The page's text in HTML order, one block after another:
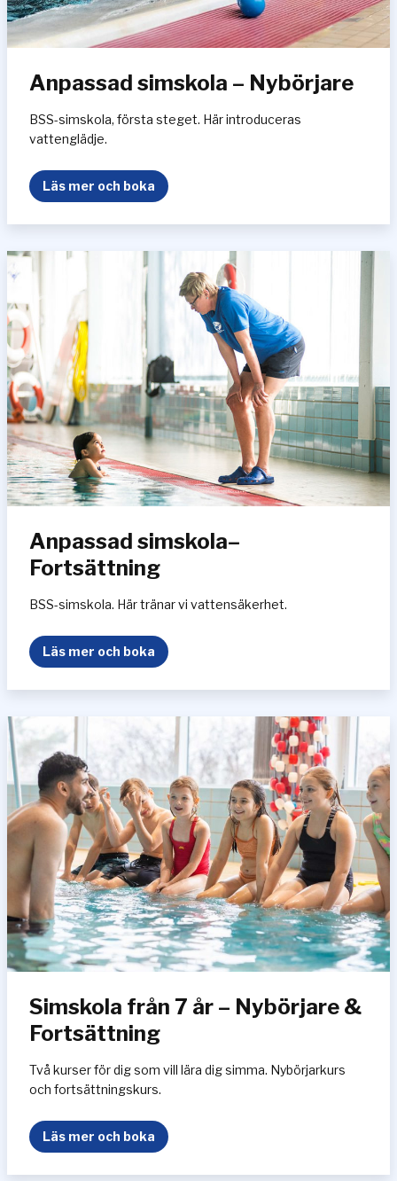
Anpassad simskola – Nybörjare
BSS-simskola, första steget. Här introduceras
vattenglädje.
Läs mer och boka
n
p
i
m
s
k
o
a
–
y
ö
j
a
e
Anpassad simskola–
Fortsättning
BSS-simskola. Här tränar vi vattensäkerhet.
Läs mer och boka
n
p
s
d
s
i
m
s
k
o
l
a
–
o
t
ä
t
t
i
n
Simskola från 7 år – Nybörjare &
Fortsättning
Två kurser för dig som vill lära dig simma. Nybörjarkurs
och fortsättningskurs.
Läs mer och boka
i
m